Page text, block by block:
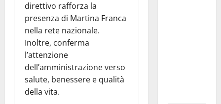
direttivo rafforza la
presenza di Martina Franca
nella rete nazionale.
Inoltre, conferma
l’attenzione
dell’amministrazione verso
salute, benessere e qualità
della vita.